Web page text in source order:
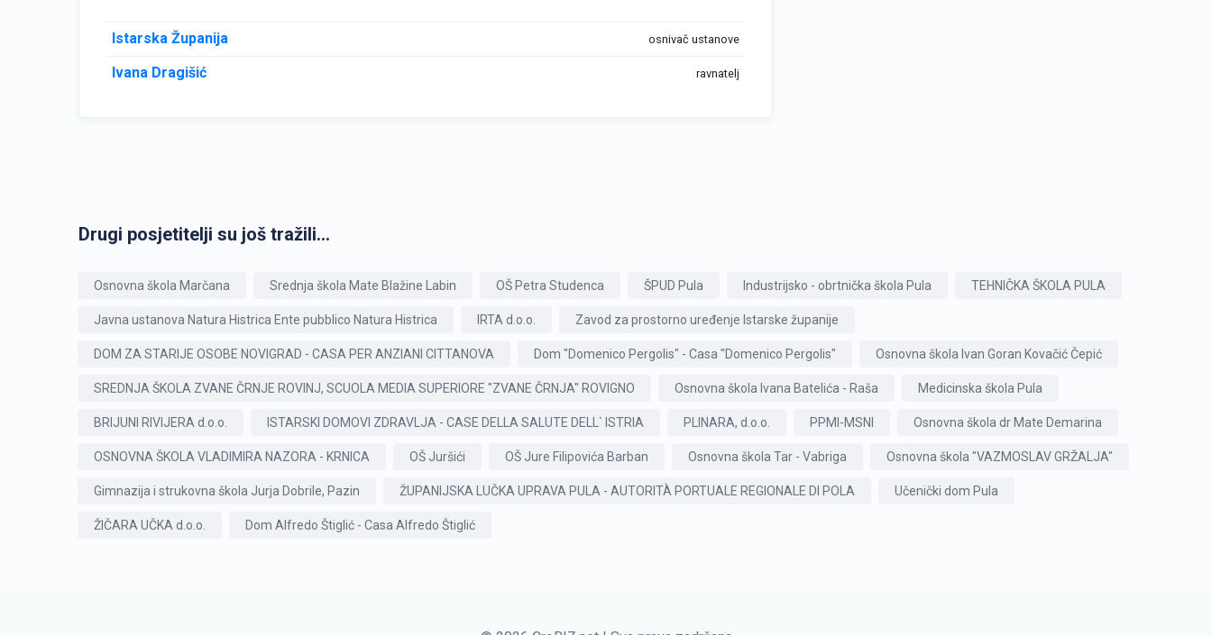
Istarska Županija osnivač ustanove
Ivana Dragišić ravnatelj
Drugi posjetitelji su još tražili...
Osnovna škola Marčana Srednja škola Mate Blažine Labin OŠ Petra Studenca ŠPUD Pula Industrijsko - obrtnička škola Pula TEHNIČKA ŠKOLA PULA
Javna ustanova Natura Histrica Ente pubblico Natura Histrica IRTA d.o.o. Zavod za prostorno uređenje Istarske županije
DOM ZA STARIJE OSOBE NOVIGRAD - CASA PER ANZIANI CITTANOVA Dom "Domenico Pergolis" - Casa "Domenico Pergolis" Osnovna škola Ivan Goran Kovačić Čepić
SREDNJA ŠKOLA ZVANE ČRNJE ROVINJ, SCUOLA MEDIA SUPERIORE "ZVANE ČRNJA" ROVIGNO Osnovna škola Ivana Batelića - Raša Medicinska škola Pula
BRIJUNI RIVIJERA d.o.o. ISTARSKI DOMOVI ZDRAVLJA - CASE DELLA SALUTE DELL` ISTRIA PLINARA, d.o.o. PPMI-MSNI Osnovna škola dr Mate Demarina
OSNOVNA ŠKOLA VLADIMIRA NAZORA - KRNICA OŠ Juršići OŠ Jure Filipovića Barban Osnovna škola Tar - Vabriga Osnovna škola "VAZMOSLAV GRŽALJA"
Gimnazija i strukovna škola Jurja Dobrile, Pazin ŽUPANIJSKA LUČKA UPRAVA PULA - AUTORITÀ PORTUALE REGIONALE DI POLA Učenički dom Pula
ŽIČARA UČKA d.o.o. Dom Alfredo Štiglić - Casa Alfredo Štiglić